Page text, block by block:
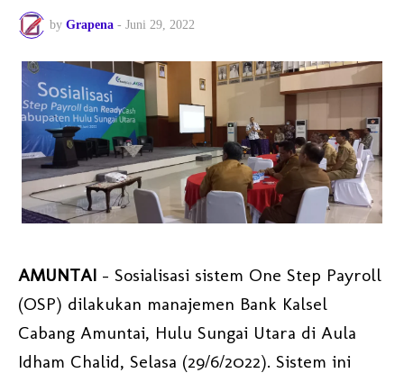
by Grapena - Juni 29, 2022
AMUNTAI - Sosialisasi sistem One Step Payroll
(OSP) dilakukan manajemen Bank Kalsel
Cabang Amuntai, Hulu Sungai Utara di Aula
Idham Chalid, Selasa (29/6/2022). Sistem ini